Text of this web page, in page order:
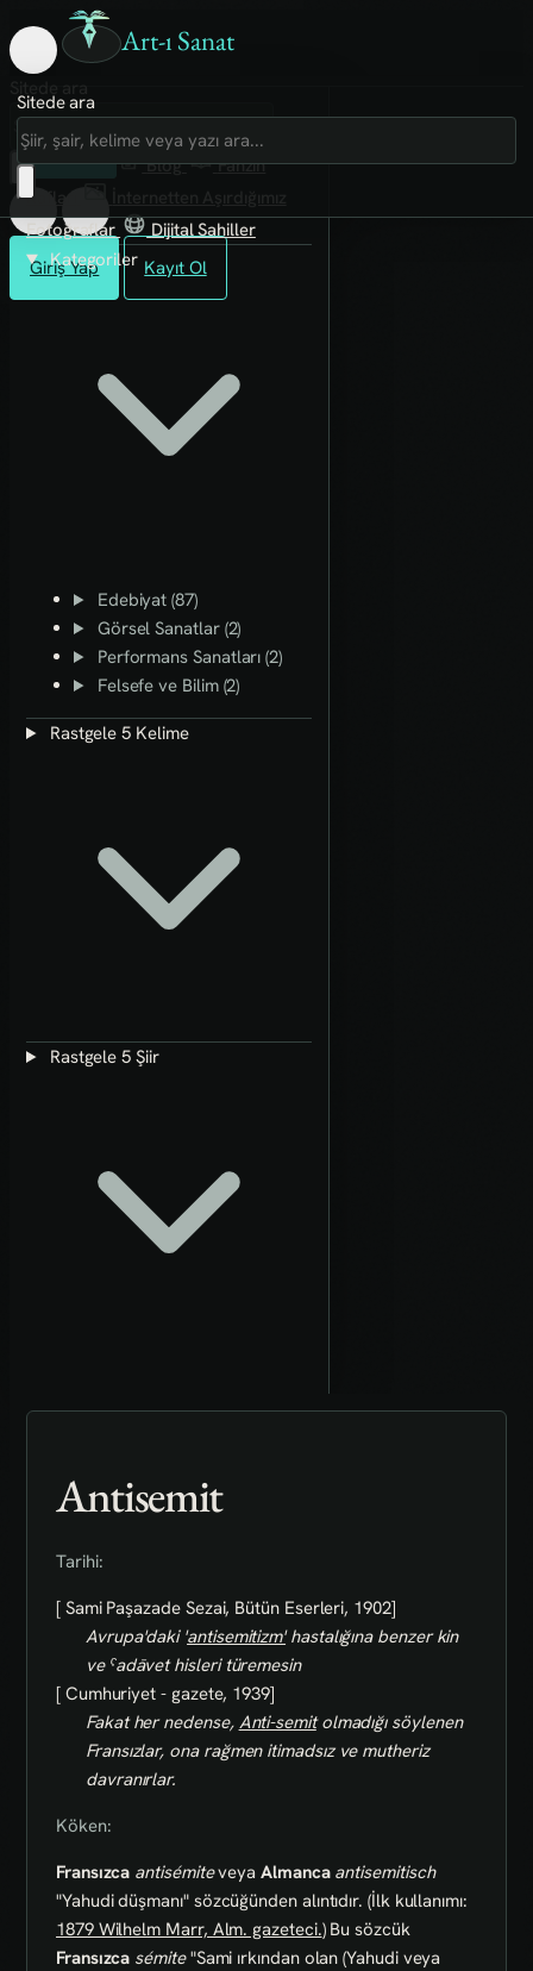
Art-ı Sanat
Giriş Yap Kayıt Ol
Sitede ara
Art-ı Sosyal
İmece
Kütüphane
Blog
Fanzin
Rafları
Fotoğraflar
Dijital Sahiller
Kategoriler
Edebiyat (87)
Görsel Sanatlar (2)
Performans Sanatları (2)
Felsefe ve Bilim (2)
Rastgele 5 Kelime
Rastgele 5 Şiir
Antisemit
Tarihi:
[ Sami Paşazade Sezai, Bütün Eserleri, 1902]
Avrupa'daki 'antisemitizm'hastalığına benzer kin
ve ˁadāvet hisleri türemesin
[ Cumhuriyet - gazete, 1939]
Fakat her nedense, Anti-semitolmadığı söylenen
Fransızlar, ona rağmen itimadsız ve mutheriz
davranırlar.
Köken:
Fransızca antisémiteveyaAlmanca antisemitisch
"Yahudi düşmanı" sözcüğünden alıntıdır. (İlk kullanımı:
1879 Wilhelm Marr, Alm. gazeteci.) Bu sözcük
Fransızca sémite"Sami ırkından olan (Yahudi veya